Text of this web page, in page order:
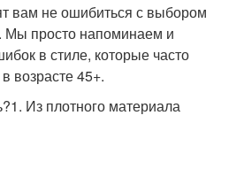
вам не ошибиться с выбором
Мы просто напоминаем и
в стиле, которые часто
возрасте 45+.
Из плотного материала